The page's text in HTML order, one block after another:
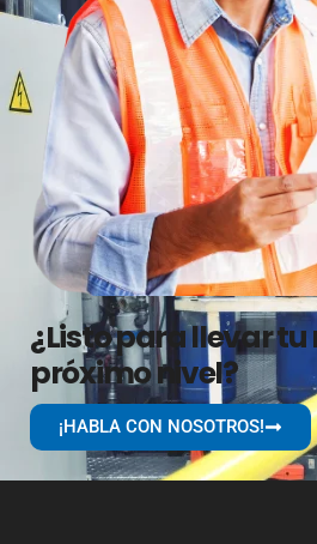
¿Listo para llevar tu
próximo nivel?
¡HABLA CON NOSOTROS!